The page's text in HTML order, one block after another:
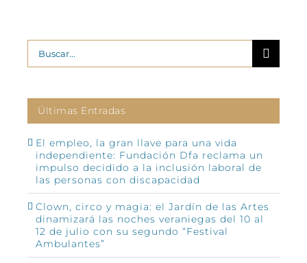
Buscar:
Últimas Entradas
El empleo, la gran llave para una vida
independiente: Fundación Dfa reclama un
impulso decidido a la inclusión laboral de
las personas con discapacidad
Clown, circo y magia: el Jardín de las Artes
dinamizará las noches veraniegas del 10 al
12 de julio con su segundo “Festival
Ambulantes”